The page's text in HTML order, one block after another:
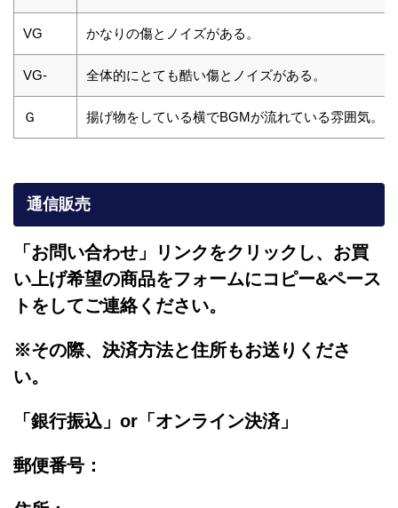
VG かなりの傷とノイズがある。
VG- 全体的にとても酷い傷とノイズがある。
Ｇ 揚げ物をしている横でBGMが流れている雰囲気。
通信販売
「お問い合わせ」リンクをクリックし、 お買
い上げ希望の商品をフォームにコピー&ペース
トをしてご連絡ください。
※その際、決済方法と住所もお送りくださ
い。
「銀行振込」or「 オンライン決済」
郵便番号：